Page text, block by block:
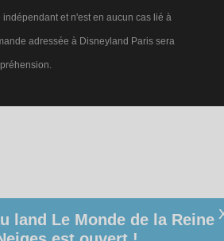
et n'est en aucun cas lié à
adressée à Disneyland Paris sera
land Le Monde de la Reine